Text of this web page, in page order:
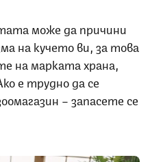
може да причини
на кучето ви, за това
на марката храна,
е трудно да се
– запасете се